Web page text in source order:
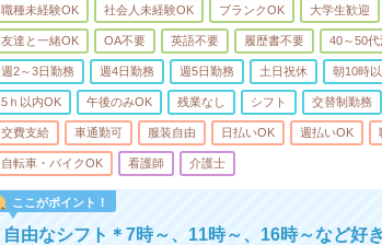
職種未経験OK 社会人未経験OK ブランクOK 大学生歓迎
友達と一緒OK OA不要 英語不要 履歴書不要 40～50代
週2～3日勤務 週4日勤務 週5日勤務 土日祝休 朝10時
5ｈ以内OK 午後のみOK 残業なし シフト 交替制勤務
交費支給 車通勤可 服装自由 日払いOK 週払いOK
自転車・バイクOK 看護師 介護士
ここがポイント！
自由なシフト＊7時～、11時～、16時～など好